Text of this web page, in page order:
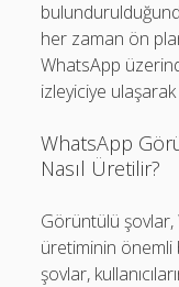
her zaman ön
WhatsApp
izleyiciye
WhatsApp
Nasıl Üretilir?
Görüntülü şovlar,
üretiminin önemli
şovlar,